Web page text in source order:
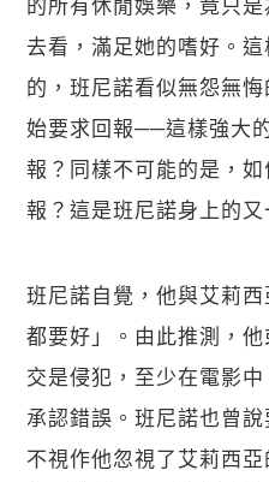
去看，滿足她的嗜好。
的，班尼諾看似無怨無
始要求回報──這樣強大
報？同樣不可能的是，
報？這是班尼諾身上的又
班尼諾自覺，他與艾莉
都要好」。由此推測，
交是侵犯，至少在電影
承認錯誤。班尼諾也曾
不視作他忽視了艾莉西